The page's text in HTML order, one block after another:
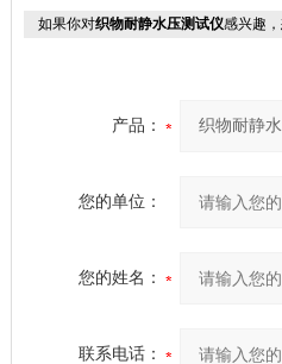
如果你对织物耐静水压测试仪感兴趣
产品：
您的单位：
您的姓名：
联系电话：